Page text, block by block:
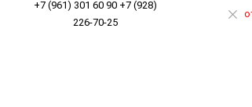
+7 (961) 301 60 90 +7 (928)
226-70-25